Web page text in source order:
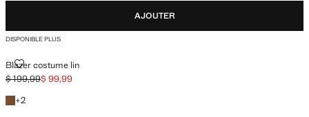
AJOUTER
DISPONIBLE PLUS
Blazer costume lin
BLAZER COSTUME LIN
Prix initial barré [$ 199,99 ]
$ 199,99
Prix actuel [$ 99,99 ]
$ 99,99
+2
+2 couleurs